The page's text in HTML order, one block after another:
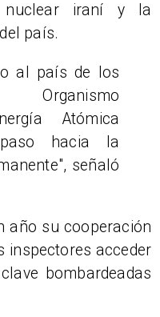
nuclear iraní y la
país.
al país de los
Atómica
hacia la
señaló
año su cooperación
inspectores acceder
bombardeadas